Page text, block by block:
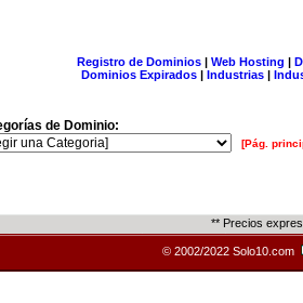
Registro de Dominios| Web Hosting |
Dominios Expirados | Industrias |
de Dominio:
[Pág.
** Precios
© 2002/2022 Solo10.com